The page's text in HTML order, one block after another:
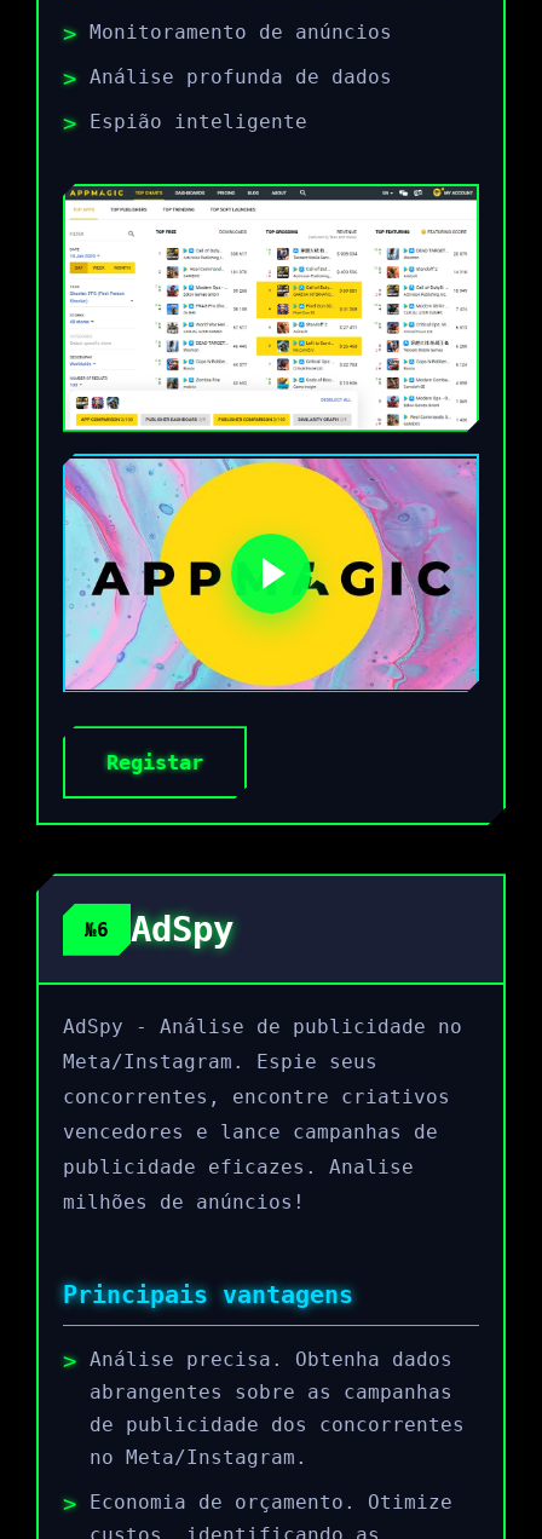
Monitoramento de anúncios
Análise profunda de dados
Espião inteligente
Registar
№6 AdSpy
AdSpy - Análise de publicidade no
Meta/Instagram. Espie seus
concorrentes, encontre criativos
vencedores e lance campanhas de
publicidade eficazes. Analise
milhões de anúncios!
Principais vantagens
Análise precisa. Obtenha dados
abrangentes sobre as campanhas
de publicidade dos concorrentes
no Meta/Instagram.
Economia de orçamento. Otimize